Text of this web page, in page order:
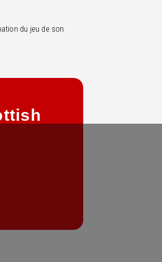
du jeu de son